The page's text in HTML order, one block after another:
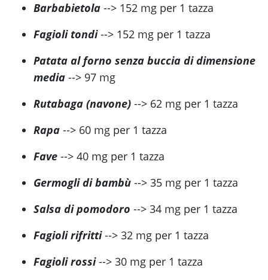
Barbabietola --> 152 mg per 1 tazza
Fagioli tondi--> 152 mg per 1 tazza
Patata al forno senza buccia di dimensione
media --> 97 mg
Rutabaga (navone) --> 62 mg per 1 tazza
Rapa --> 60 mg per 1 tazza
Fave --> 40 mg per 1 tazza
Germogli di bambù --> 35 mg per 1 tazza
Salsa dipomodoro --> 34 mg per 1 tazza
Fagioli rifritti--> 32 mg per 1 tazza
Fagioli rossi--> 30 mg per 1 tazza